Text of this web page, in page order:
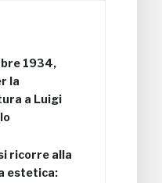
1934,
la
a Luigi
ricorre alla
estetica: